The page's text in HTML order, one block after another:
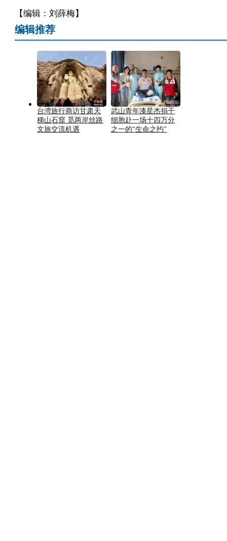
【编辑：刘薛梅】
编辑推荐
台湾旅行商访甘肃天
梯山石窟 觅两岸丝路
文旅交流机遇
武山青年漆星杰捐干
细胞赴一场十四万分
之一的“生命之约”